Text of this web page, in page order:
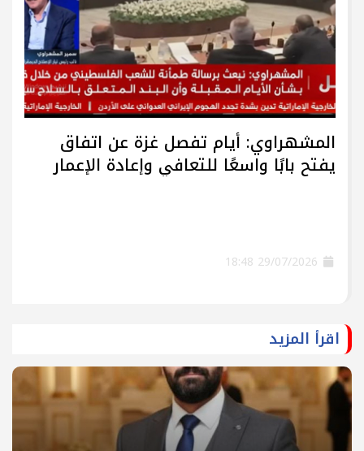
المشهراوي: أيام تفصل غزة عن اتفاق
يفتح بابًا واسعًا للتعافي وإعادة الإعمار
اقرأ المزيد